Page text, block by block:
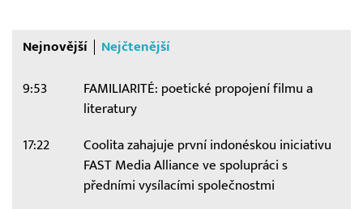
Nejnovější Nejčtenější
9:53
FAMILIARITÉ: poetické propojení filmu a
literatury
17:22
Coolita zahajuje první indonéskou iniciativu
FAST Media Alliance ve spolupráci s
předními vysílacími společnostmi